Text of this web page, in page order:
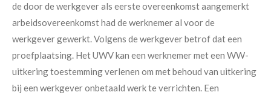
de door de werkgever als eerste overeenkomst aangemerkt
arbeidsovereenkomst had de werknemer al voor de
werkgever gewerkt. Volgens de werkgever betrof dat een
proefplaatsing. Het UWV kan een werknemer met een WW-
uitkering toestemming verlenen om met behoud van uitkering
bij een werkgever onbetaald werk te verrichten. Een